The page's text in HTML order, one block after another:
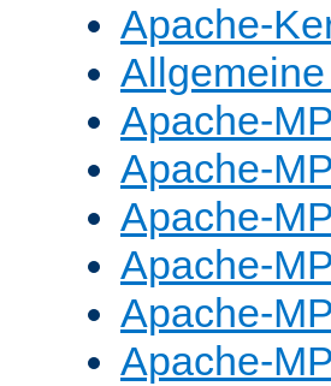
Apache-
Apache-
Apache-
Apache-
Apache-
Apache-
Apache-